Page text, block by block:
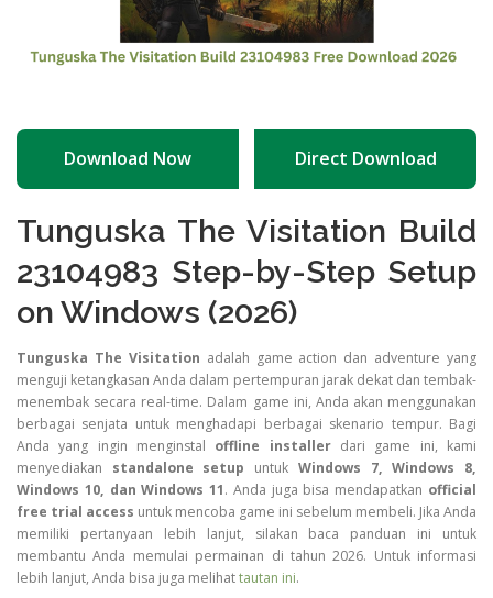
Download Now Direct Download
Tunguska The Visitation Build
23104983 Step-by-Step Setup
on Windows (2026)
Tunguska The Visitation adalah game action dan adventure yang
menguji ketangkasan Anda dalam pertempuran jarak dekat dan tembak-
menembak secara real-time. Dalam game ini, Anda akan menggunakan
berbagai senjata untuk menghadapi berbagai skenario tempur. Bagi
Anda yang ingin menginstal offline installerdari game ini, kami
menyediakan standalone setup untuk Windows 7, Windows 8,
Windows 10, dan Windows 11. Anda juga bisa mendapatkan official
free trial access untuk mencoba game ini sebelum membeli. Jika Anda
memiliki pertanyaan lebih lanjut, silakan baca panduan ini untuk
membantu Anda memulai permainan di tahun 2026. Untuk informasi
lebih lanjut, Anda bisa juga melihattautan ini.